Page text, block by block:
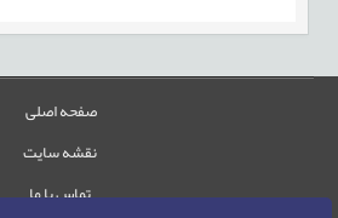
صفحه اصلی
نقشه سایت
تماس با ما